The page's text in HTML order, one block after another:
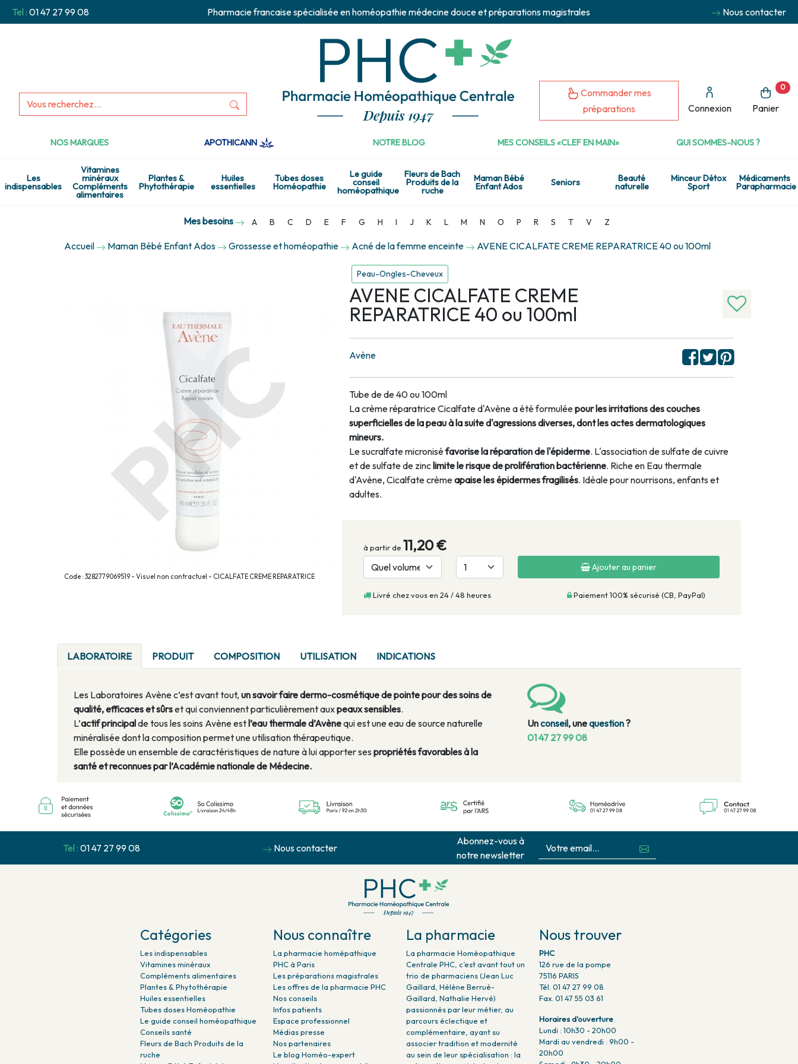
Tel : 01 47 27 99 08 Pharmacie francaise spécialisée en homéopathie médecine douce et préparations magistrales Nous contacter
Commander mes
préparations
Connexion Panier
0
NOS MARQUES APOTHICANN NOTRE BLOG MES CONSEILS «CLEF EN MAIN» QUI SOMMES-NOUS ?
Les
indispensables
Vitamines
minéraux
Compléments
alimentaires
Plantes &
Phytothérapie
Huiles
essentielles
Tubes doses
Homéopathie
Le guide
conseil
homéopathique
Fleurs de Bach
Produits de la
ruche
Maman Bébé
Enfant Ados Seniors Beauté
naturelle
Minceur Détox
Sport
Médicaments
Parapharmacie
Mes besoins A B C D E F G H I J K L M N O P R S T V Z
Accueil Maman Bébé Enfant Ados Grossesse et homéopathie Acné de la femme enceinte AVENE CICALFATE CREME REPARATRICE 40 ou 100ml
Code : 3282779069519 - Visuel non contractuel - CICALFATE CREME REPARATRICE
Peau-Ongles-Cheveux
AVENE CICALFATE CREME
REPARATRICE 40 ou 100ml
Avène
Tube de de 40 ou 100ml
La crème réparatrice Cicalfate d'Avène a été formuléepour les irritations des couches
superficielles de la peau à la suite d'agressions diverses, dont les actes dermatologiques
mineurs.
Le sucralfate microniséfavorise la réparation de l'épiderme. L'association de sulfate de cuivre
et de sulfate de zinclimite le risque de prolifération bactérienne. Riche en Eau thermale
d'Avène, Cicalfate crèmeapaise les épidermes fragilisés. Idéale pour nourrisons, enfants et
adultes.
à partir de 11,20 €
Ajouter au panier
Livré chez vous en 24 / 48 heures Paiement 100% sécurisé (CB, PayPal)
LABORATOIRE PRODUIT COMPOSITION UTILISATION INDICATIONS
Les Laboratoires Avène c’est avant tout, un savoir faire dermo-cosmétique de pointe pour des soins de
qualité, efficaces et sûrset qui conviennent particulièrement auxpeaux sensibles.
L’actif principalde tous les soins Avène estl’eau thermale d’Avènequi est une eau de source naturelle
minéralisée dont la composition permet une utilisation thérapeutique.
Elle possède un ensemble de caractéristiques de nature à lui apporter ses propriétés favorables à la
santé et reconnues par l’Académie nationale de Médecine.
Unconseil, unequestion?
01 47 27 99 08
Tel : 01 47 27 99 08 Nous contacter
Abonnez-vous à
notre newsletter
Catégories
Les indispensables
Vitamines minéraux
Compléments alimentaires
Plantes & Phytothérapie
Huiles essentielles
Tubes doses Homéopathie
Le guide conseil homéopathique
Conseils santé
Fleurs de Bach Produits de la
ruche
Nous connaître
La pharmacie homépathique
PHC à Paris
Les préparations magistrales
Les offres de la pharmacie PHC
Nos conseils
Infos patients
Espace professionnel
Médias presse
Nos partenaires
Le blog Homéo-expert
La pharmacie
La pharmacie Homéopathique
Centrale PHC, c’est avant tout un
trio de pharmaciens (Jean Luc
Gaillard, Hélène Berrué-
Gaillard, Nathalie Hervé)
passionnés par leur métier, au
parcours éclectique et
complémentaire, ayant su
associer tradition et modernité
au sein de leur spécialisation : la
Nous trouver
PHC
126 rue de la pompe
75116 PARIS
Tél. 01 47 27 99 08
Fax. 01 47 55 03 61
Horaires d'ouverture
Lundi : 10h30 - 20h00
Mardi au vendredi : 9h00 -
20h00